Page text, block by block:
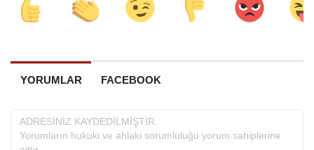
YORUMLAR FACEBOOK